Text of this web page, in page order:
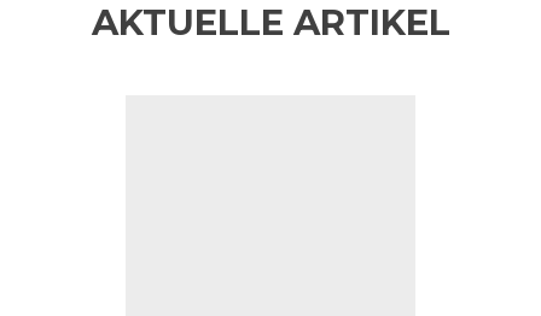
AKTUELLE ARTIKEL